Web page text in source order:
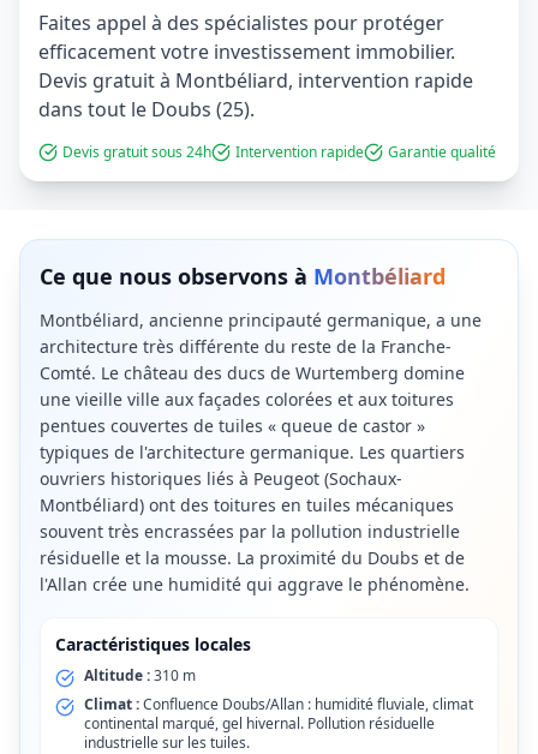
Faites appel à des spécialistes pour protéger
efficacement votre investissement immobilier.
Devis gratuit à Montbéliard, intervention rapide
dans tout le Doubs (25).
Devis gratuit sous 24h Intervention rapide Garantie qualité
Ce que nous observons à Montbéliard
Montbéliard, ancienne principauté germanique, a une
architecture très différente du reste de la Franche-
Comté. Le château des ducs de Wurtemberg domine
une vieille ville aux façades colorées et aux toitures
pentues couvertes de tuiles « queue de castor »
typiques de l'architecture germanique. Les quartiers
ouvriers historiques liés à Peugeot (Sochaux-
Montbéliard) ont des toitures en tuiles mécaniques
souvent très encrassées par la pollution industrielle
résiduelle et la mousse. La proximité du Doubs et de
l'Allan crée une humidité qui aggrave le phénomène.
Caractéristiques locales
Altitude :310 m
Climat :Confluence Doubs/Allan : humidité fluviale, climat
continental marqué, gel hivernal. Pollution résiduelle
industrielle sur les tuiles.